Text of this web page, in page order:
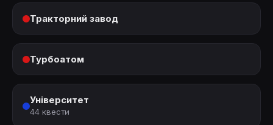
Тракторний завод
Турбоатом
Університет
44 квести